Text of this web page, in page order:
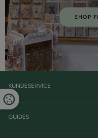
SHOP
KUNDESERVICE
GUIDES